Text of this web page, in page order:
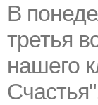
В
третья
нашего